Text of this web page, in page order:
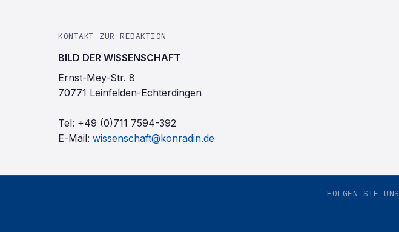
KONTAKT ZUR REDAKTION
BILD DER WISSENSCHAFT
Ernst-Mey-Str. 8
70771 Leinfelden-Echterdingen
Tel: +49 (0)711 7594-392
E-Mail: wissenschaft@konradin.de
FOLGEN SIE UNS